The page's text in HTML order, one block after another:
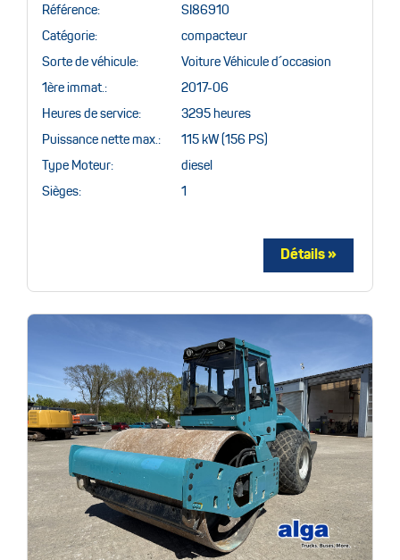
Référence: SI86910
Catégorie: compacteur
Sorte de véhicule: Voiture Véhicule d´occasion
1ère immat.: 2017-06
Heures de service: 3295 heures
Puissance nette max.: 115 kW (156 PS)
Type Moteur: diesel
Sièges: 1